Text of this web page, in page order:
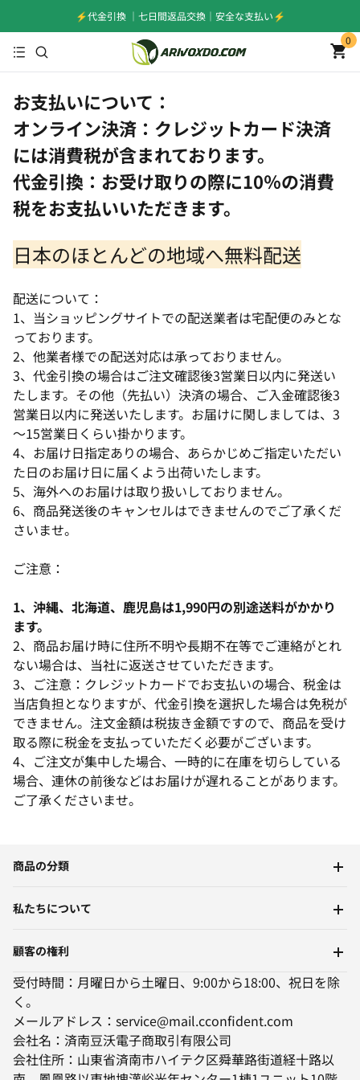
⚡️代金引換 ｜七日間返品交換｜安全な支払い⚡️
0
お支払いについて：
オンライン決済：クレジットカード決済
には消費税が含まれております。
代金引換：お受け取りの際に10％の消費
税をお支払いいただきます。
日本のほとんどの地域へ無料配送
配送について：
1、当ショッピングサイトでの配送業者は宅配便のみとな
っております。
2、他業者様での配送対応は承っておりません。
3、代金引換の場合はご注文確認後3営業日以内に発送い
たします。その他（先払い）決済の場合、ご入金確認後3
営業日以内に発送いたします。お届けに関しましては、3
～15営業日くらい掛かります。
4、お届け日指定ありの場合、あらかじめご指定いただい
た日のお届け日に届くよう出荷いたします。
5、海外へのお届けは取り扱いしておりません。
6、商品発送後のキャンセルはできませんのでご了承くだ
さいませ。
ご注意：
1、沖縄、北海道、鹿児島は1,990円の別途送料がかかり
ます。
2、商品お届け時に住所不明や長期不在等でご連絡がとれ
ない場合は、当社に返送させていただきます。
3、ご注意：クレジットカードでお支払いの場合、税金は
当店負担となりますが、代金引換を選択した場合は免税が
できません。注文金額は税抜き金額ですので、商品を受け
取る際に税金を支払っていただく必要がございます。
4、ご注文が集中した場合、一時的に在庫を切らしている
場合、連休の前後などはお届けが遅れることがあります。
ご了承くださいませ。
商品の分類
私たちについて
顧客の権利
受付時間：月曜日から土曜日、9:00から18:00、祝日を除
く。
メールアドレス：service@mail.cconfident.com
会社名：済南豆沃電子商取引有限公司
会社住所：山東省済南市ハイテク区舜華路街道経十路以